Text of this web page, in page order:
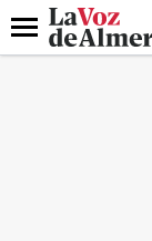
DESTACADO
Menú